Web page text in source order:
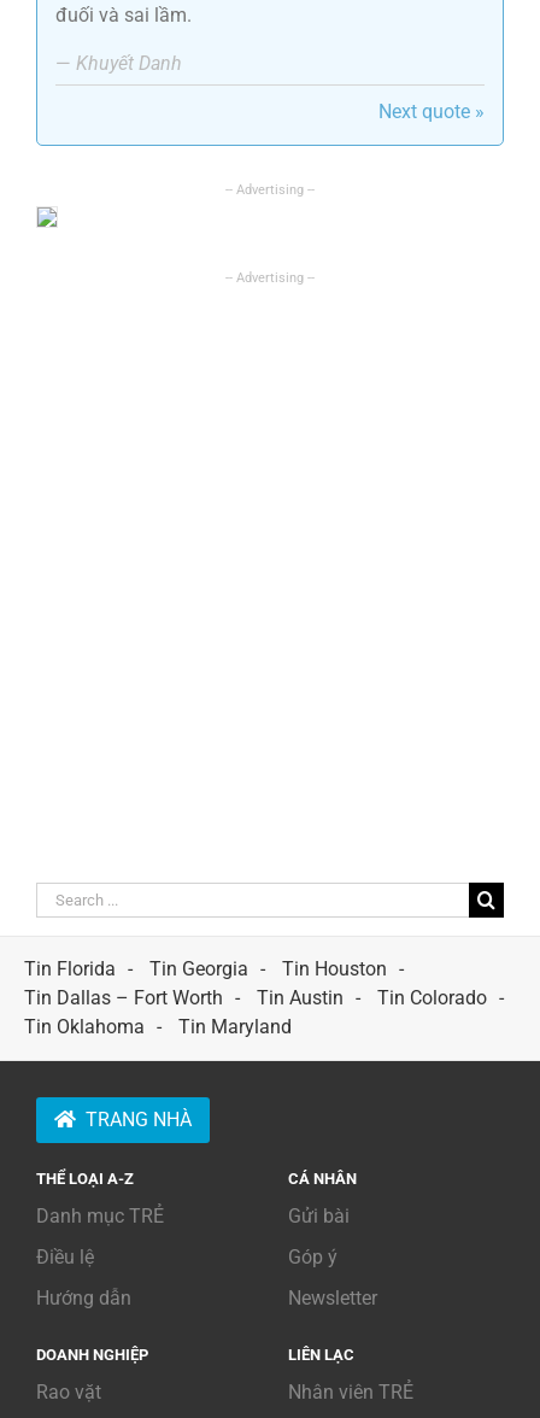
đuối và sai lầm.
— Khuyết Danh
Next quote »
Search
for:
Tin Florida
Tin Georgia
Tin Houston
Tin Dallas – Fort Worth
Tin Austin
Tin Colorado
Tin Oklahoma
Tin Maryland
TRANG NHÀ
THỂ LOẠI A-Z
Danh mục TRẺ
Điều lệ
Hướng dẫn
CÁ NHÂN
Gửi bài
Góp ý
Newsletter
DOANH NGHIỆP
Rao vặt
LIÊN LẠC
Nhân viên TRẺ